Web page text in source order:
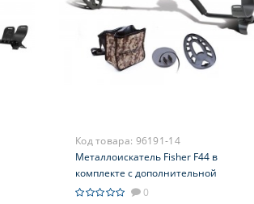
Код товара: 96191-14
Металлоискатель Fisher F44 в
комплекте с дополнительной
катушкой 4''DD, защитой на
0